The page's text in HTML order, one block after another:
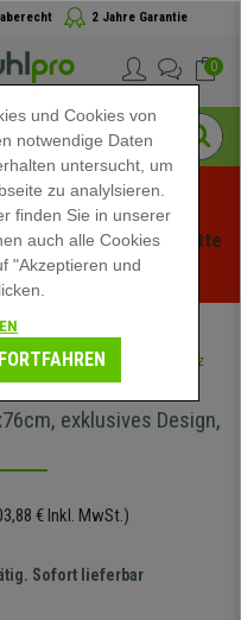
2 Jahre Garantie
0
Exklusive Rabatte
ansehen -
exklusives Design,
€ Inkl. MwSt.)
Sofort lieferbar
und Cookies von
notwendige Daten
untersucht, um
zu analylsieren.
finden Sie in unserer
auch alle Cookies
"Akzeptieren und